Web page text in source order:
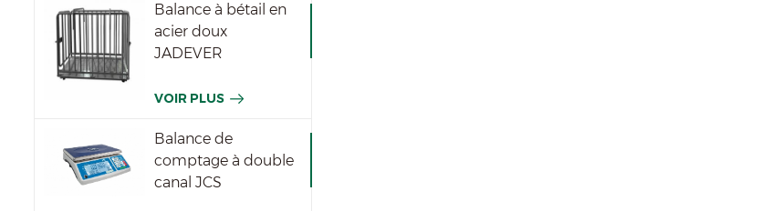
Balance à bétail en
acier doux
JADEVER
VOIR PLUS
Balance de
comptage à double
canal JCS